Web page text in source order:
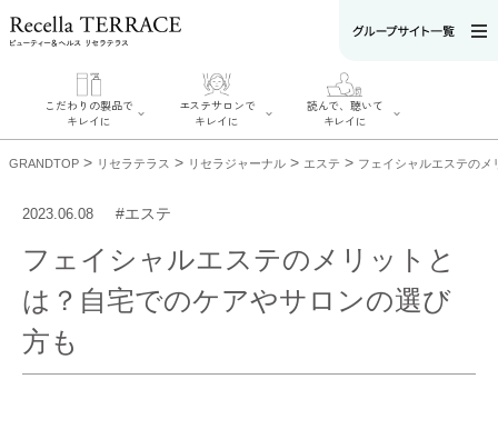
こだわりの製品で
キレイに
こだわりの製品
でキレイに
SERIES#01 私た
ちについて
SERIES#02 水へ
SERIES#03 無
エステサロンで
キレイに
エステサロンで
キレイに
リフティング認
いるサロンを探
読んで、聴いて
キレイに
読んで、聴いてキ
レイに
一覧
GRANDTOP > リセラテラス > リセラジャーナル > エステ > フェイシャルエステの
2023.06.08 #エステ
フェイシャルエステのメリットと
は？自宅でのケアやサロンの選び
方も